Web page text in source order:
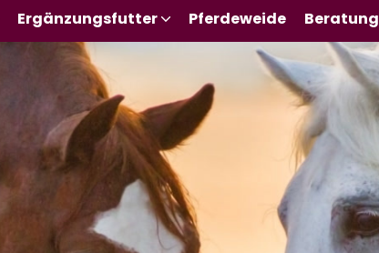
Ergänzungsfutter Pferdeweide Beratung